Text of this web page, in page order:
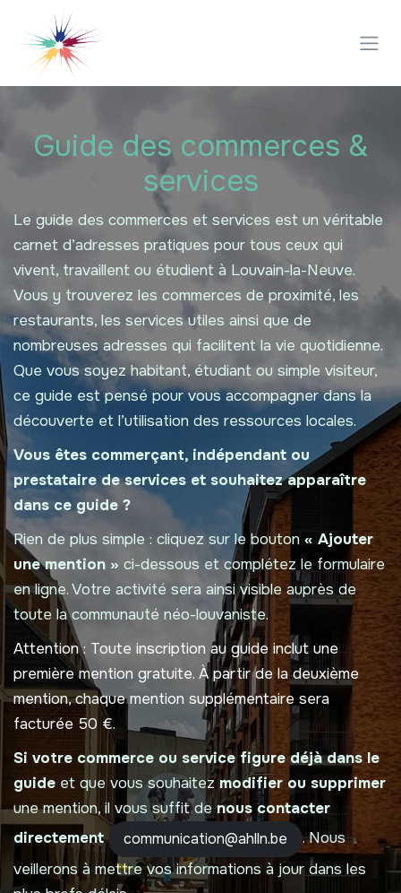
Guide des commerces &
services
Le guide des commerces et services est un véritable
carnet d’adresses pratiques pour tous ceux qui
vivent, travaillent ou étudient à Louvain-la-Neuve.
Vous y trouverez les commerces de proximité, les
restaurants, les services utiles ainsi que de
nombreuses adresses qui facilitent la vie quotidienne.
Que vous soyez habitant, étudiant ou simple visiteur,
ce guide est pensé pour vous accompagner dans la
découverte et l’utilisation des ressources locales.
Vous êtes commerçant, indépendant ou
prestataire de services et souhaitez apparaître
dans ce guide ?
Rien de plus simple : cliquez sur le bouton « Ajouter
une mention » ci-dessous et complétez le formulaire
en ligne. Votre activité sera ainsi visible auprès de
toute la communauté néo-louvaniste.
Attention : Toute inscription au guide inclut une
première mention gratuite. À partir de la deuxième
mention, chaque mention supplémentaire sera
facturée 50 €.
Si votre commerce ou service figure déjà dans le
guide et que vous souhaitezmodifier ou supprimer
une mention, il vous suffit denous contacter
directement
communication@ahlln.be
. Nous
veillerons à mettre vos informations à jour dans les